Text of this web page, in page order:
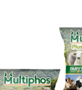
aprovechamiento del
Fortalece la salud
Contribuye a una mayor
ganancia de peso y
Formulaciones